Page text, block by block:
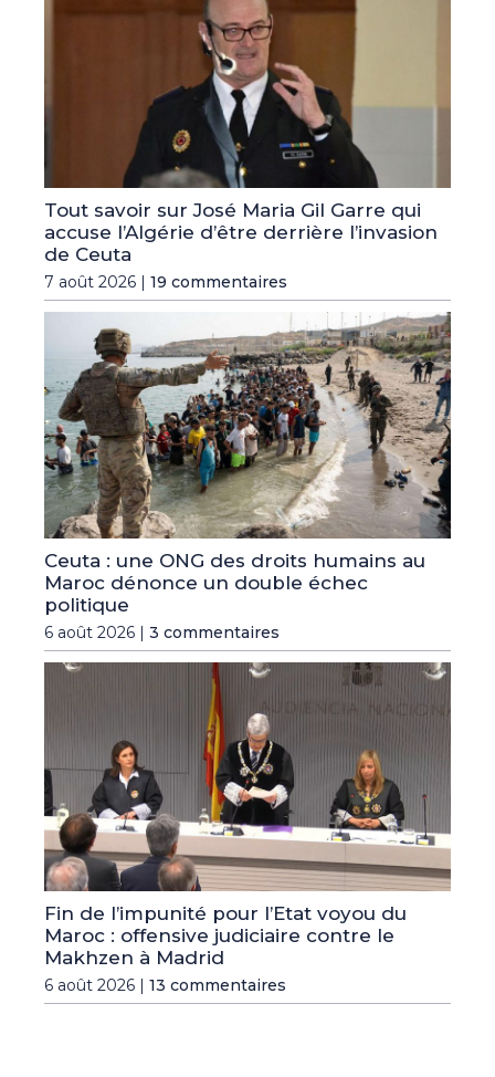
Tout savoir sur José Maria Gil Garre qui
accuse l’Algérie d’être derrière l’invasion
de Ceuta
7 août 2026 | 19 commentaires
Ceuta : une ONG des droits humains au
Maroc dénonce un double échec
politique
6 août 2026 | 3 commentaires
Fin de l’impunité pour l’Etat voyou du
Maroc : offensive judiciaire contre le
Makhzen à Madrid
6 août 2026 | 13 commentaires